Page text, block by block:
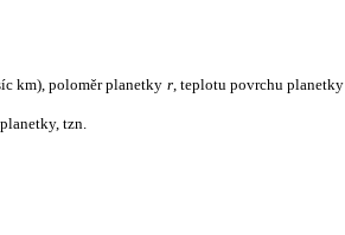
km), poloměr planetky r, teplotu povrchu planetky
tzn.